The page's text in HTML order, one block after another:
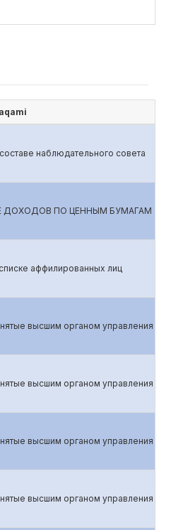
наблюдательного совета
ДОХОДОВ ПО ЦЕННЫМ БУМАГАМ
аффилированных лиц
высшим органом управления
высшим органом управления
высшим органом управления
высшим органом управления